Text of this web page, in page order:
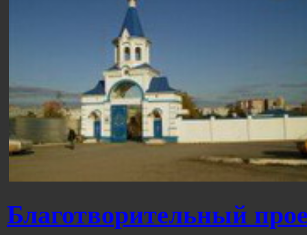
Благотворительный